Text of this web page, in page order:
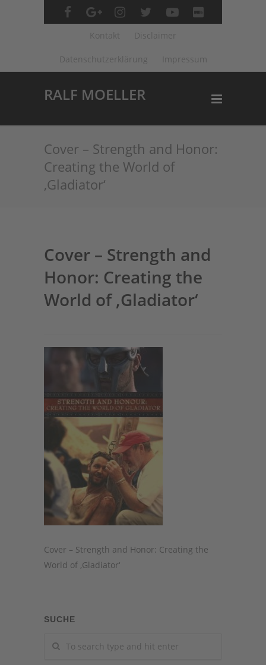
Kontakt Disclaimer
Datenschutzerklärung Impressum
RALF MOELLER
Cover – Strength and Honor:
Creating the World of
‚Gladiator‘
Cover – Strength and
Honor: Creating the
World of ‚Gladiator‘
Cover – Strength and Honor: Creating the
World of ‚Gladiator‘
SUCHE